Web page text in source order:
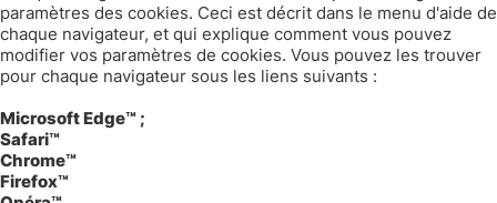
paramètres des cookies. Ceci est décrit dans le menu d'aide de
chaque navigateur, et qui explique comment vous pouvez
modifier vos paramètres de cookies. Vous pouvez les trouver
pour chaque navigateur sous les liens suivants :
Microsoft Edge™ ;
Safari™
Chrome™
Firefox™